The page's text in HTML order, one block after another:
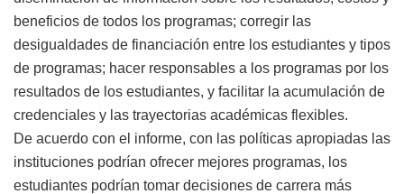
beneficios de todos los programas; corregir las
desigualdades de financiación entre los estudiantes y tipos
de programas; hacer responsables a los programas por los
resultados de los estudiantes, y facilitar la acumulación de
credenciales y las trayectorias académicas flexibles.
De acuerdo con el informe, con las políticas apropiadas las
instituciones podrían ofrecer mejores programas, los
estudiantes podrían tomar decisiones de carrera más